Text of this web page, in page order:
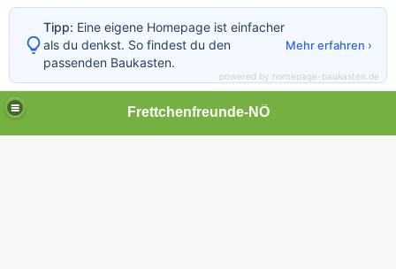
Frettchenfreunde-NÖ
Tipp: Eine eigene Homepage ist einfacher
als du denkst. So findest du den
passenden Baukasten.
Mehr erfahren ›
powered by homepage-baukasten.de